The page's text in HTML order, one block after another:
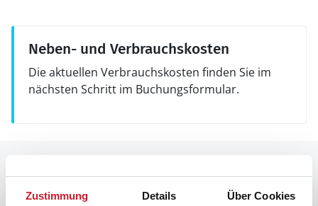
Zustimmung Details Über Cookies
Neben- und Verbrauchskosten
Die aktuellen Verbrauchskosten finden Sie im
nächsten Schritt im Buchungsformular.